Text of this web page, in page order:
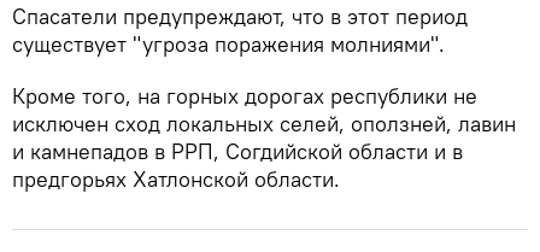
Спасатели предупреждают, что в этот период
существует "угроза поражения молниями".
Кроме того, на горных дорогах республики не
исключен сход локальных селей, оползней, лавин
и камнепадов в РРП, Согдийской области и в
предгорьях Хатлонской области.